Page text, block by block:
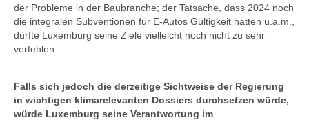
der Probleme in der Baubranche; der Tatsache, dass 2024 noch
die integralen Subventionen für E-Autos Gültigkeit hatten u.a.m.,
dürfte Luxemburg seine Ziele vielleicht noch nicht zu sehr
verfehlen.
Falls sich jedoch die derzeitige Sichtweise der Regierung
in wichtigen klimarelevanten Dossiers durchsetzen würde,
würde Luxemburg seine Verantwortung im